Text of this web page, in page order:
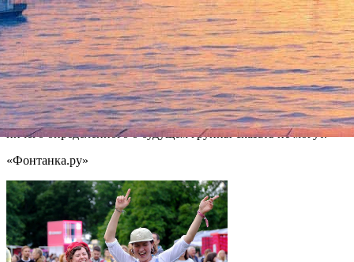
Напомним, что один из основателей и второй фронтмен
группы «Король и Шут» Андрей Князев покинул группу в
конце 2011 года и начал заниматься собственным проектом.
Узнав о смерти Михаила Горшенева, Князев сообщил, что
берет тайм-аут, чтобы прийти в себя, обдумать случившееся.
Свое решение он обещал вывесить на сайте своей нынешней
группы "КняZz". На сайте группы информации до сих пор
нет. Музыканты «КиШа» пребывают в растерянности и
ничего определенного о будущем группы сказать не могут.
«Фонтанка.ру»